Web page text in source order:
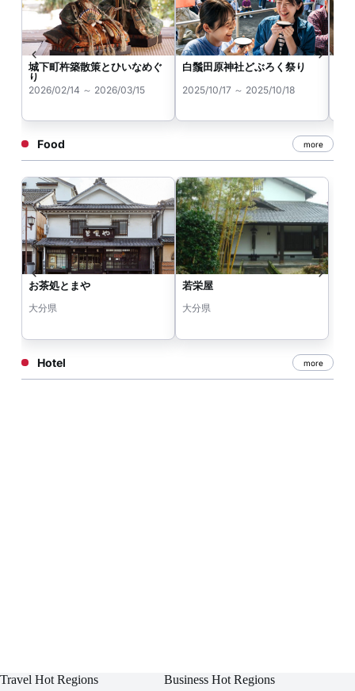
城下町杵築散策とひいなめぐ
り
2026/02/14 ～ 2026/03/15
白鬚田原神社どぶろく祭り
2025/10/17 ～ 2025/10/18
Food more
お茶処とまや
大分県
若栄屋
大分県
Hotel more
Travel Hot Regions Business Hot Regions